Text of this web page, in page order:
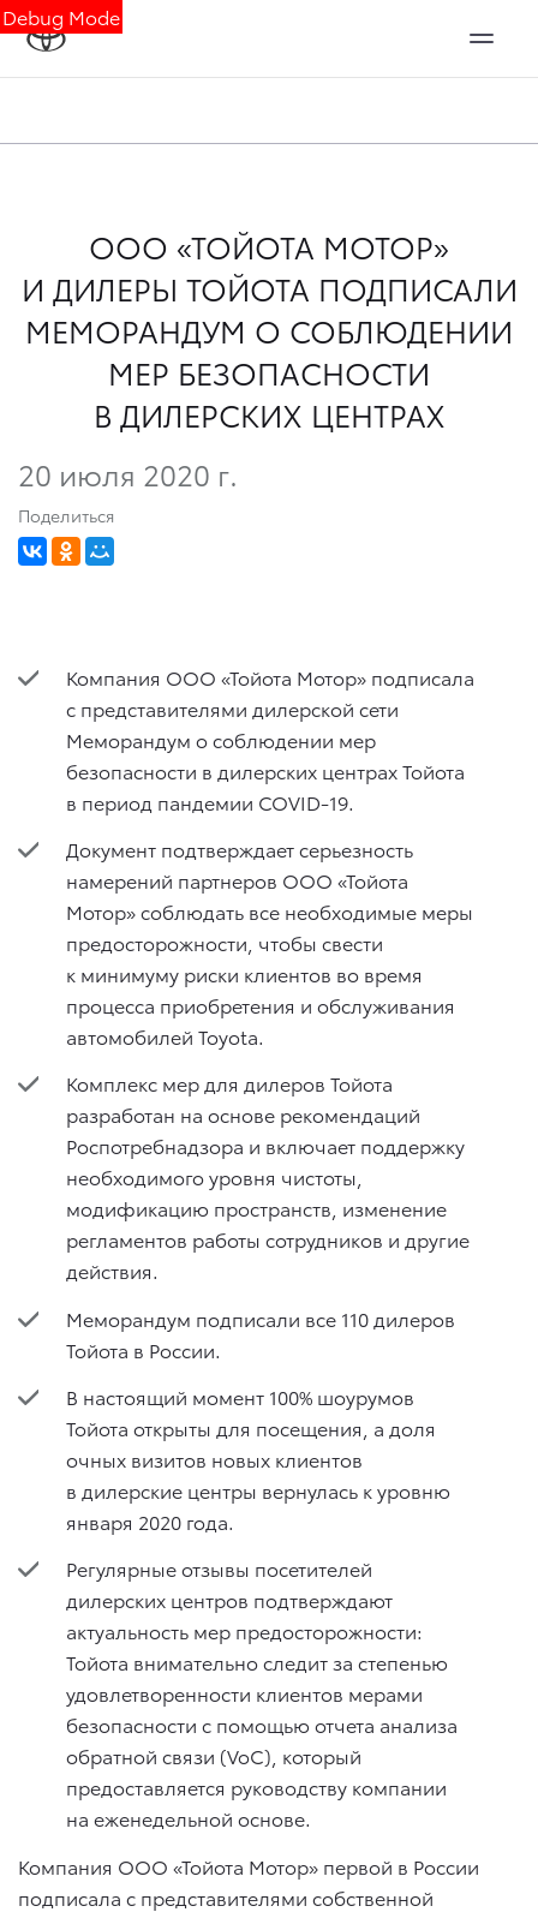
Debug Mode
ООО «ТОЙОТА МОТОР»
И ДИЛЕРЫ ТОЙОТА ПОДПИСАЛИ
МЕМОРАНДУМ О СОБЛЮДЕНИИ
МЕР БЕЗОПАСНОСТИ
В ДИЛЕРСКИХ ЦЕНТРАХ
20 июля 2020 г.
Поделиться
Компания ООО «Тойота Мотор» подписала
с представителями дилерской сети
Меморандум о соблюдении мер
безопасности в дилерских центрах Тойота
в период пандемии COVID-19.
Документ подтверждает серьезность
намерений партнеров ООО «Тойота
Мотор» соблюдать все необходимые меры
предосторожности, чтобы свести
к минимуму риски клиентов во время
процесса приобретения и обслуживания
автомобилей Toyota.
Комплекс мер для дилеров Тойота
разработан на основе рекомендаций
Роспотребнадзора и включает поддержку
необходимого уровня чистоты,
модификацию пространств, изменение
регламентов работы сотрудников и другие
действия.
Меморандум подписали все 110 дилеров
Тойота в России.
В настоящий момент 100% шоурумов
Тойота открыты для посещения, а доля
очных визитов новых клиентов
в дилерские центры вернулась к уровню
января 2020 года.
Регулярные отзывы посетителей
дилерских центров подтверждают
актуальность мер предосторожности:
Тойота внимательно следит за степенью
удовлетворенности клиентов мерами
безопасности с помощью отчета анализа
обратной связи (VoC), который
предоставляется руководству компании
на еженедельной основе.
Компания ООО «Тойота Мотор» первой в России
подписала с представителями собственной